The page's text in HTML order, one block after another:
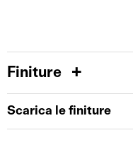
Finiture
Scarica le finiture